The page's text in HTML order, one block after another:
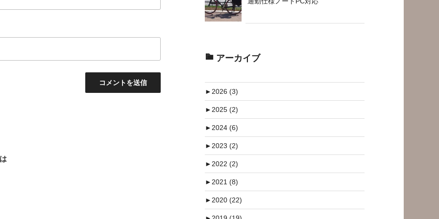
アーカイブ
►2026 (3)
►2025 (2)
►2024 (6)
►2023 (2)
►2022 (2)
►2021 (8)
►2020 (22)